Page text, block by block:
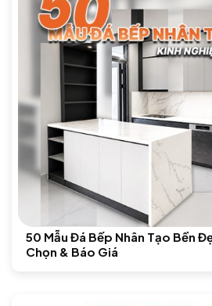
50 Mẫu Đá Bếp Nhân Tạo Bền
Chọn & Báo Giá